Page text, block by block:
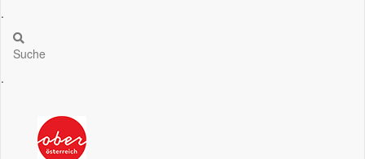
.
Suche
.